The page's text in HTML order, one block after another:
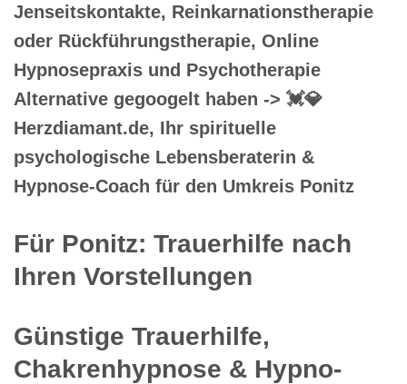
Jenseitskontakte, Reinkarnationstherapie
oder Rückführungstherapie, Online
Hypnosepraxis und Psychotherapie
Alternative gegoogelt haben -> 💓️💎
Herzdiamant.de, Ihr spirituelle
psychologische Lebensberaterin &
Hypnose-Coach für den Umkreis Ponitz
Für Ponitz: Trauerhilfe nach
Ihren Vorstellungen
Günstige Trauerhilfe,
Chakrenhypnose & Hypno-